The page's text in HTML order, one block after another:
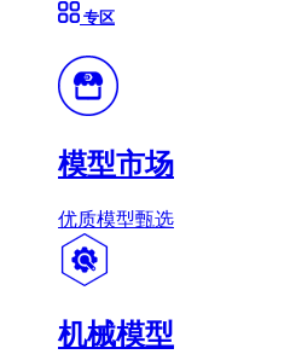
专区
模型市场
优质模型甄选
机械模型